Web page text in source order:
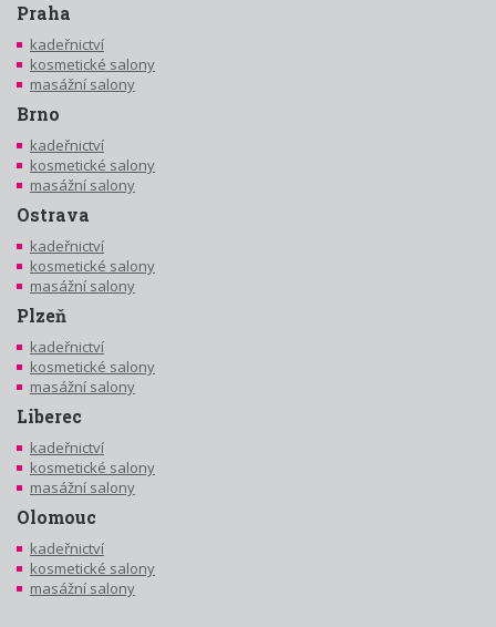
Praha
kadeřnictví
kosmetické salony
masážní salony
Brno
kadeřnictví
kosmetické salony
masážní salony
Ostrava
kadeřnictví
kosmetické salony
masážní salony
Plzeň
kadeřnictví
kosmetické salony
masážní salony
Liberec
kadeřnictví
kosmetické salony
masážní salony
Olomouc
kadeřnictví
kosmetické salony
masážní salony